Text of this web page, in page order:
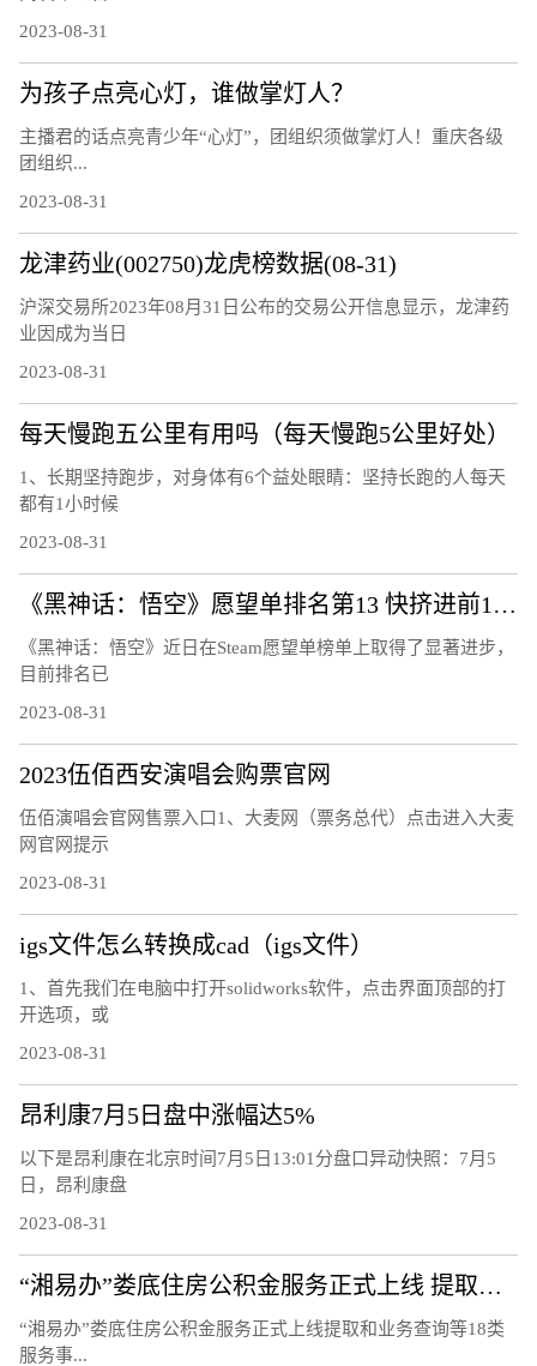
2023-08-31
为孩子点亮心灯，谁做掌灯人？
主播君的话点亮青少年“心灯”，团组织须做掌灯人！重庆各级
团组织...
2023-08-31
龙津药业(002750)龙虎榜数据(08-31)
沪深交易所2023年08月31日公布的交易公开信息显示，龙津药
业因成为当日
2023-08-31
每天慢跑五公里有用吗（每天慢跑5公里好处）
1、长期坚持跑步，对身体有6个益处眼睛：坚持长跑的人每天
都有1小时候
2023-08-31
《黑神话：悟空》愿望单排名第13 快挤进前15了
《黑神话：悟空》近日在Steam愿望单榜单上取得了显著进步，
目前排名已
2023-08-31
2023伍佰西安演唱会购票官网
伍佰演唱会官网售票入口1、大麦网（票务总代）点击进入大麦
网官网提示
2023-08-31
igs文件怎么转换成cad（igs文件）
1、首先我们在电脑中打开solidworks软件，点击界面顶部的打
开选项，或
2023-08-31
昂利康7月5日盘中涨幅达5%
以下是昂利康在北京时间7月5日13:01分盘口异动快照：7月5
日，昂利康盘
2023-08-31
“湘易办”娄底住房公积金服务正式上线 提取和业务查询等18类服务事项可办理
“湘易办”娄底住房公积金服务正式上线提取和业务查询等18类
服务事...